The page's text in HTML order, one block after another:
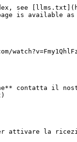
see
is available
contatta il
attivare la